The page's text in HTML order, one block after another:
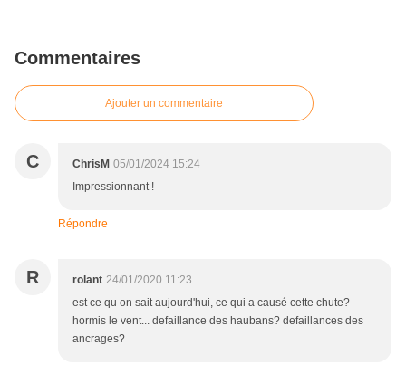
Commentaires
Ajouter un commentaire
C ChrisM 05/01/2024 15:24
Impressionnant !
Répondre
R rolant 24/01/2020 11:23
est ce qu on sait aujourd'hui, ce qui a causé cette chute?
hormis le vent... defaillance des haubans? defaillances des
ancrages?